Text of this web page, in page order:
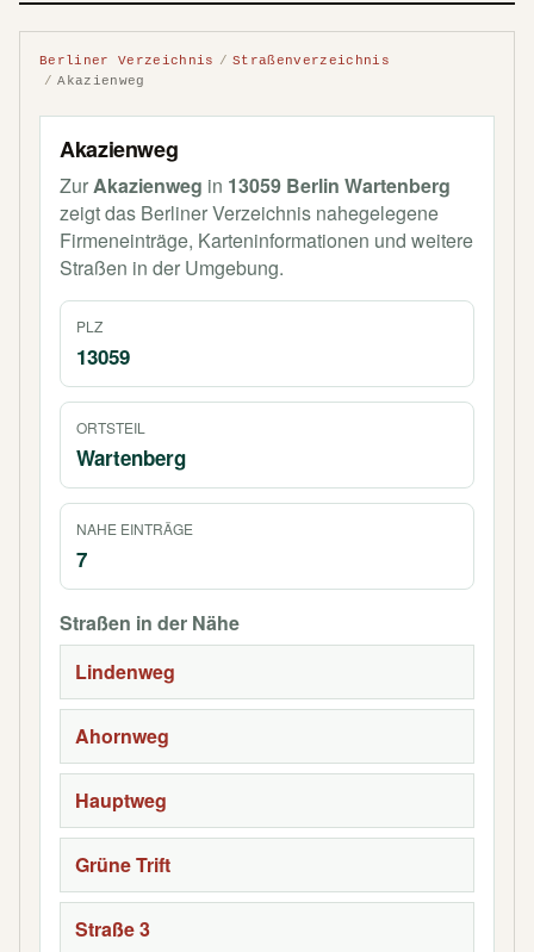
Berliner Verzeichnis
Straßenverzeichnis
Akazienweg
Akazienweg
ZurAkazienweg in 13059 Berlin Wartenberg
zeigt das Berliner Verzeichnis nahegelegene
Firmeneinträge, Karteninformationen und weitere
Straßen in der Umgebung.
PLZ
13059
ORTSTEIL
Wartenberg
NAHE EINTRÄGE
7
Straßen in der Nähe
Lindenweg
Ahornweg
Hauptweg
Grüne Trift
Straße 3